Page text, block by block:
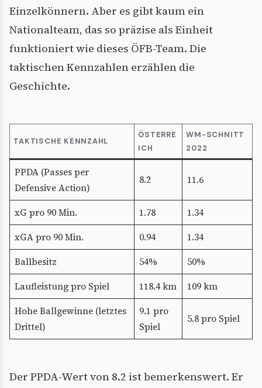
Einzelkönnern. Aber es gibt kaum ein
Nationalteam, das so präzise als Einheit
funktioniert wie dieses ÖFB-Team. Die
taktischen Kennzahlen erzählen die
Geschichte.
TAKTISCHE KENNZAHL
ÖSTERRE
ICH
WM-SCHNITT
2022
PPDA (Passes per
Defensive Action)
8.2 11.6
xG pro 90 Min. 1.78
1.34
xGA pro 90 Min.
0.94
1.34
Ballbesitz
54%
50%
Laufleistung pro Spiel
118.4 km
109 km
Hohe Ballgewinne (letztes
Drittel)
9.1 pro
Spiel
5.8 pro Spiel
Der PPDA-Wert von 8.2 ist bemerkenswert. Er